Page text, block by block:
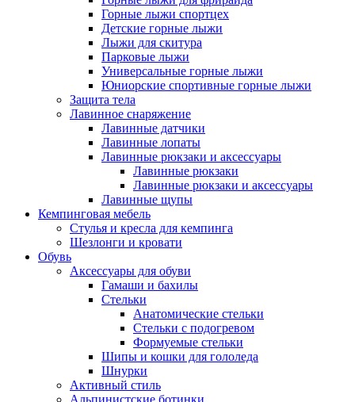
Горные лыжи спортцех
Детские горные лыжи
Лыжи для скитура
Парковые лыжи
Универсальные горные лыжи
Юниорские спортивные горные лыжи
Защита тела
Лавинное снаряжение
Лавинные датчики
Лавинные лопаты
Лавинные рюкзаки и аксессуары
Лавинные рюкзаки
Лавинные рюкзаки и аксессуары
Лавинные щупы
Кемпинговая мебель
Стулья и кресла для кемпинга
Шезлонги и кровати
Обувь
Аксессуары для обуви
Гамаши и бахилы
Стельки
Анатомические стельки
Стельки с подогревом
Формуемые стельки
Шипы и кошки для гололеда
Шнурки
Активный стиль
Альпинистские ботинки